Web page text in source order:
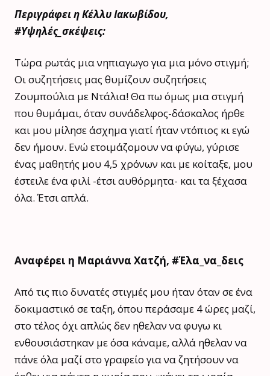
Περιγράφει η Κέλλυ Ιακωβίδου,
#Υψηλές_σκέψεις:
Τώρα ρωτάς μια νηπιαγωγο για μια μόνο στιγμή;
Οι συζητήσεις μας θυμίζουν συζητήσεις
Ζουμπούλια με Ντάλια! Θα πω όμως μια στιγμή
που θυμάμαι, όταν συνάδελφος-δάσκαλος ήρθε
και μου μίλησε άσχημα γιατί ήταν ντόπιος κι εγώ
δεν ήμουν. Ενώ ετοιμάζομουν να φύγω, γύρισε
ένας μαθητής μου 4,5 χρόνων και με κοίταξε, μου
έστειλε ένα φιλί -έτσι αυθόρμητα- και τα ξέχασα
όλα. Έτσι απλά.
Aναφέρει η Μαριάννα Χατζή, #Έλα_να_δεις
Από τις πιο δυνατές στιγμές μου ήταν όταν σε ένα
δοκιμαστικό σε ταξη, όπου περάσαμε 4 ώρες μαζί,
στο τέλος όχι απλώς δεν ηθελαν να φυγω κι
ενθουσιάστηκαν με όσα κάναμε, αλλά ηθελαν να
πάνε όλα μαζί στο γραφείο για να ζητήσουν να